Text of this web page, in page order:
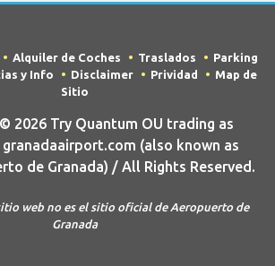
Alquiler de Coches Traslados
Parking
y Info Disclaimer Prividad
Map de
Sitio
© 2026 Try Quantum OU trading as
(also known as
de Granada) / All Rights Reserved.
web no es el sitio oficial de Aeropuerto de
Granada